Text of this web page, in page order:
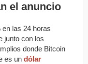
el anuncio
las 24 horas
junto con los
donde Bitcoin
es un dólar